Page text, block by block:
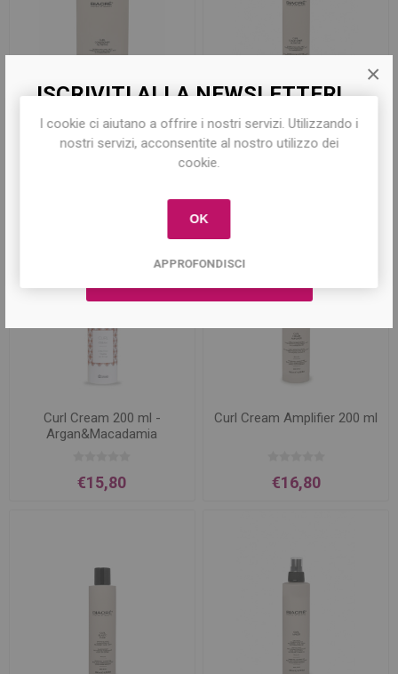
ISCRIVITI ALLA NEWSLETTER!
Iscriviti per conoscere le nostre ultime
offerte e ricevere il10% di sconto
×
Curl Conditioner Nutritive
1000 ml
Curl Conditioner Nutritive
250 ml
Curl Cream 200 ml -
Argan&Macadamia
€15,80
Curl Cream Amplifier 200 ml
€16,80
I cookie ci aiutano a offrire i nostri servizi. Utilizzando i
nostri servizi, acconsentite al nostro utilizzo dei
cookie.
OK
APPROFONDISCI